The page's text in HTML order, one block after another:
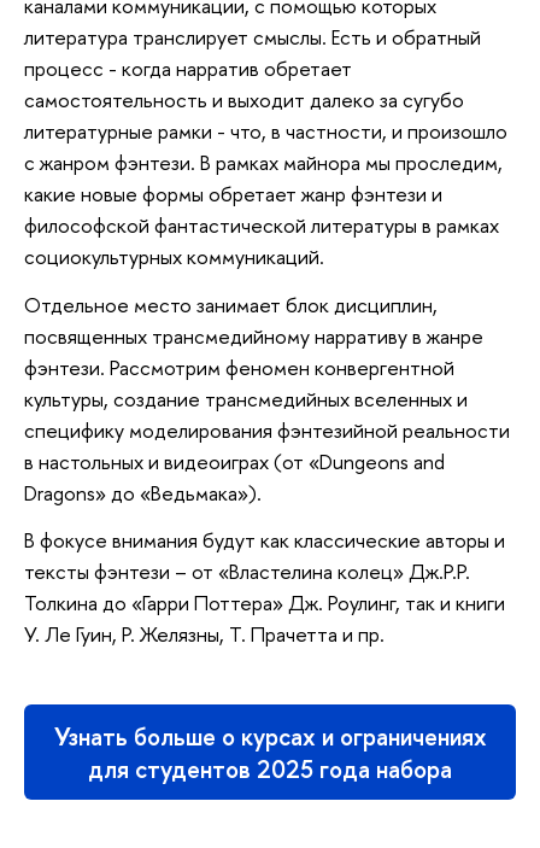
каналами коммуникации, с помощью которых
литература транслирует смыслы. Есть и обратный
процесс - когда нарратив обретает
самостоятельность и выходит далеко за сугубо
литературные рамки - что, в частности, и произошло
с жанром фэнтези. В рамках майнора мы проследим,
какие новые формы обретает жанр фэнтези и
философской фантастической литературы в рамках
социокультурных коммуникаций.
Отдельное место занимает блок дисциплин,
посвященных трансмедийному нарративу в жанре
фэнтези. Рассмотрим феномен конвергентной
культуры, создание трансмедийных вселенных и
специфику моделирования фэнтезийной реальности
в настольных и видеоиграх (от «Dungeons and
Dragons» до «Ведьмака»).
В фокусе внимания будут как классические авторы и
тексты фэнтези – от «Властелина колец» Дж.Р.Р.
Толкина до «Гарри Поттера» Дж. Роулинг, так и книги
У. Ле Гуин, Р. Желязны, Т. Прачетта и пр.
Узнать больше о курсах и ограничениях
для студентов 2025 года набора